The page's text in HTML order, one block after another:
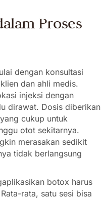
Proses
dengan konsultasi
dan ahli medis.
injeksi dengan
dirawat. Dosis diberikan
cukup untuk
otot sekitarnya.
merasakan sedikit
tidak berlangsung
botox harus
rata, satu sesi bisa